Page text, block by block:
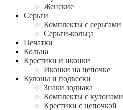
Женские
Серьги
Комплекты с серьгами
Серьги-кольца
Печатки
Кольца
Крестики и иконки
Иконки на цепочке
Кулоны и подвески
Знаки зодиака
Комплекты с кулонами
Крестики с цепочкой